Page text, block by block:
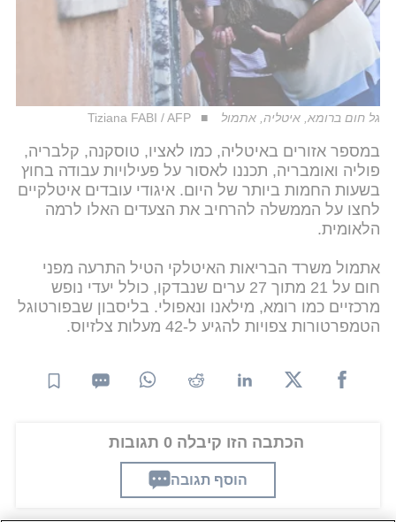
גל חום ברומא, איטליה, אתמול Tiziana FABI / AFP
במספר אזורים באיטליה, כמו לאציו, טוסקנה, קלבריה,
פוליה ואומבריה, תכננו לאסור על פעילויות עבודה בחוץ
בשעות החמות ביותר של היום. איגודי עובדים איטלקיים
לחצו על הממשלה להרחיב את הצעדים האלו לרמה
הלאומית.
אתמול משרד הבריאות האיטלקי הטיל התרעה מפני
חום על 21 מתוך 27 ערים שנבדקו, כולל יעדי נופש
מרכזיים כמו רומא, מילאנו ונאפולי. בליסבון שבפורטוגל
הטמפרטורות צפויות להגיע ל-42 מעלות צלזיוס.
הכתבה הזו קיבלה 0 תגובות
הוסף תגובה